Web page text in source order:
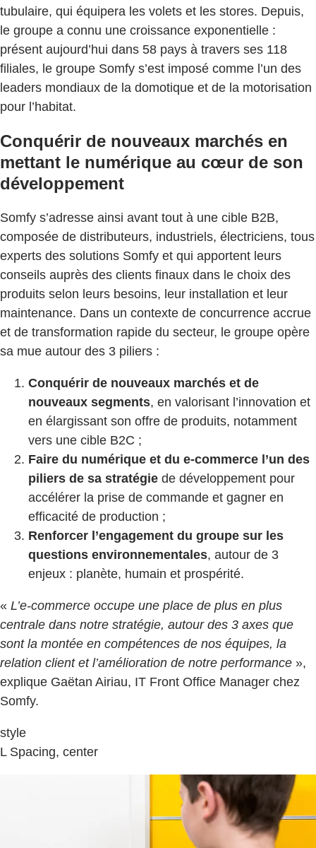
tubulaire, qui équipera les volets et les stores. Depuis,
le groupe a connu une croissance exponentielle :
présent aujourd’hui dans 58 pays à travers ses 118
filiales, le groupe Somfy s’est imposé comme l’un des
leaders mondiaux de la domotique et de la motorisation
pour l’habitat.
Conquérir de nouveaux marchés en
mettant le numérique au cœur de son
développement
Somfy s’adresse ainsi avant tout à une cible B2B,
composée de distributeurs, industriels, électriciens, tous
experts des solutions Somfy et qui apportent leurs
conseils auprès des clients finaux dans le choix des
produits selon leurs besoins, leur installation et leur
maintenance. Dans un contexte de concurrence accrue
et de transformation rapide du secteur, le groupe opère
sa mue autour des 3 piliers :
Conquérir de nouveaux marchés et de
nouveaux segments, en valorisant l’innovation et
en élargissant son offre de produits, notamment
vers une cible B2C ;
Faire du numérique et du e-commerce l’un des
piliers de sa stratégie de développement pour
accélérer la prise de commande et gagner en
efficacité de production ;
Renforcer l’engagement du groupe sur les
questions environnementales, autour de 3
enjeux : planète, humain et prospérité.
« L’e-commerce occupe une place de plus en plus
centrale dans notre stratégie, autour des 3 axes que
sont la montée en compétences de nos équipes, la
relation client et l’amélioration de notre performance »,
explique Gaëtan Airiau, IT Front Office Manager chez
Somfy.
style
L Spacing, center